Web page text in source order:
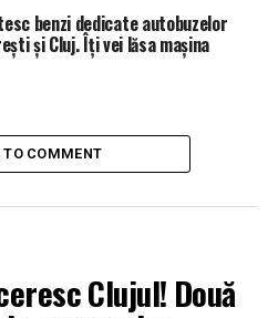
benzi dedicate autobuzelor
și Cluj. Îți vei lăsa mașina
TO COMMENT
Clujul! Două